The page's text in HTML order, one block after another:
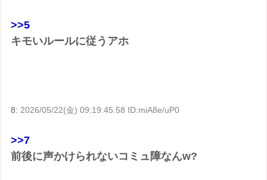
>>5
キモいルールに従うアホ
8:2026/05/22(金) 09:19:45.58 ID:miA8e/uP0
>>7
前後に声かけられないコミュ障なんw?